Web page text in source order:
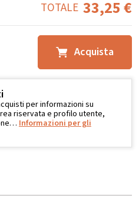
TOTALE 33,25€
Acquista
per informazioni su
riservata e profilo utente,
Informazioni per gli